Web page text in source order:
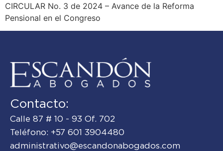
CIRCULAR No. 3 de 2024 – Avance de la Reforma
Pensional en el Congreso
Contacto:
Calle 87 # 10 - 93 Of. 702
Teléfono: +57 601 3904480
administrativo@escandonabogados.com